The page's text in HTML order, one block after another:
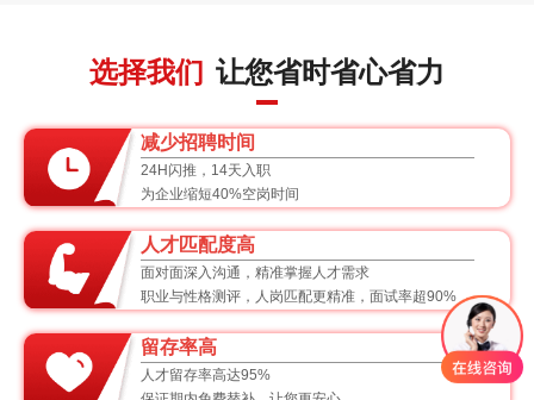
选择我们 让您省时省心省力
减少招聘时间
24H闪推，14天入职
为企业缩短40%空岗时间
人才匹配度高
面对面深入沟通，精准掌握人才需求
职业与性格测评，人岗匹配更精准，面试率超90%
留存率高
人才留存率高达95%